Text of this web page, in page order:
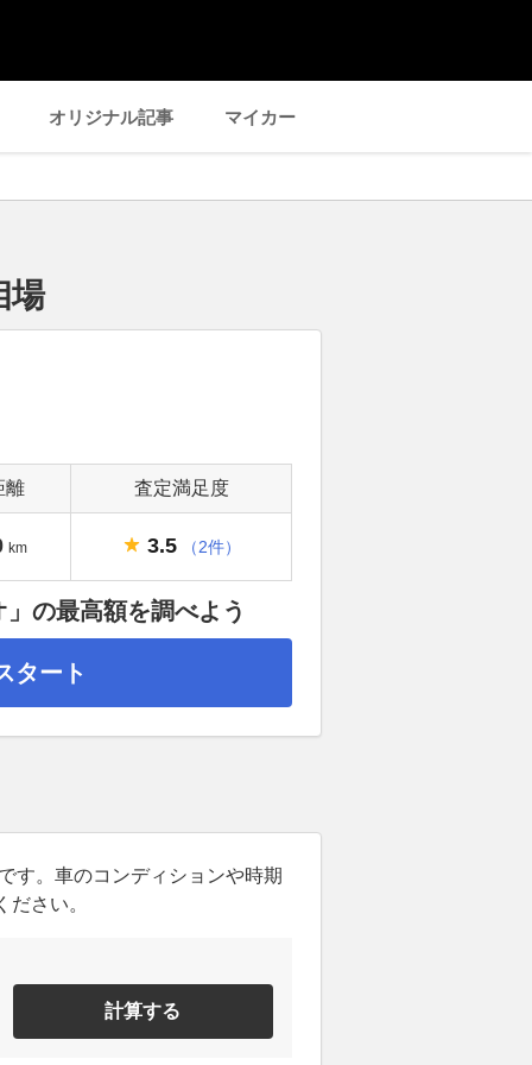
オリジナル記事 マイカー
場
離 査定満足度
km 3.5 （2件）
の最高額を調べよう
タート
す。車のコンディションや時期
さい。
計算する